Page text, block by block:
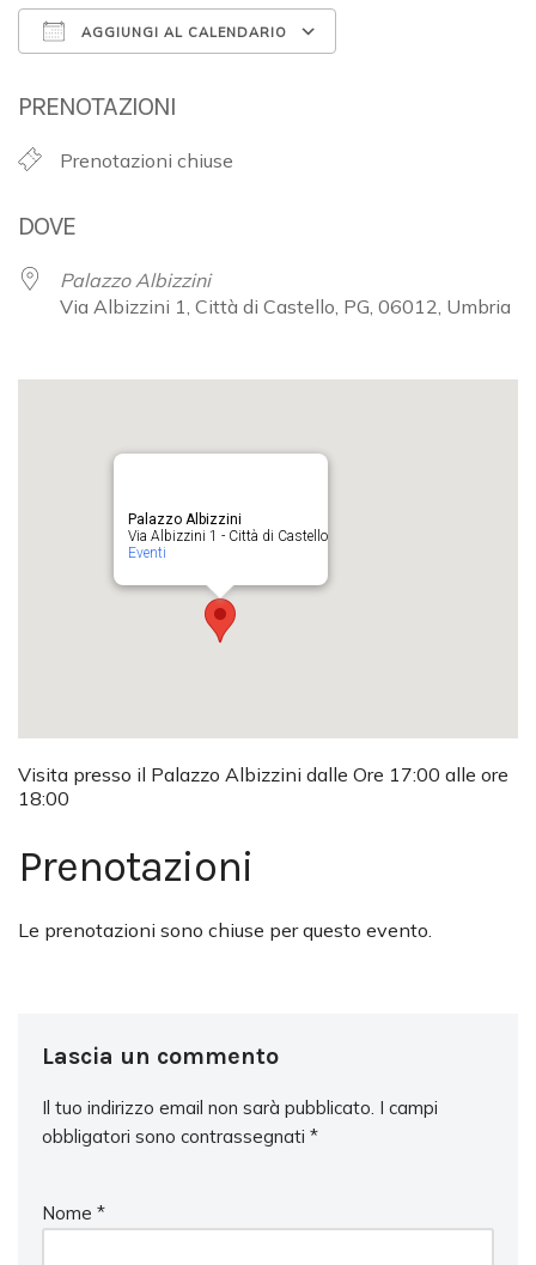
AGGIUNGI AL CALENDARIO
PRENOTAZIONI
Prenotazioni chiuse
DOVE
Palazzo Albizzini
Via Albizzini 1, Città di Castello, PG, 06012, Umbria
Palazzo Albizzini
Via Albizzini 1 - Città di Castello
Eventi
Visita presso il Palazzo Albizzini dalle Ore 17:00 alle ore
18:00
Prenotazioni
Le prenotazioni sono chiuse per questo evento.
Lascia un commento
Il tuo indirizzo email non sarà pubblicato. I campi
obbligatori sono contrassegnati *
Nome *